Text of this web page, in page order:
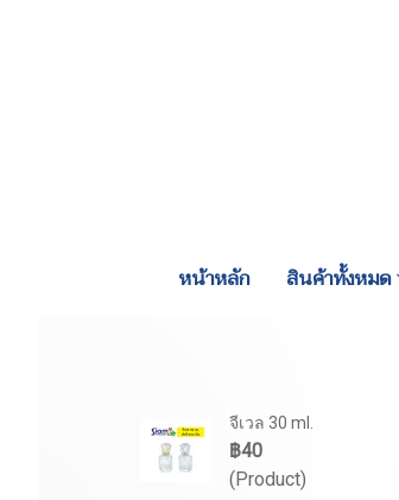
หน้าหลัก สินค้าทั้งหมด
จีเวล 30 ml.
฿40
(Product)